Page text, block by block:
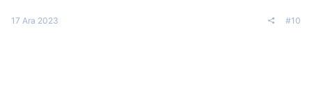
17 Ara 2023 #10